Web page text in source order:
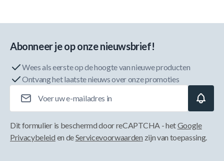
Abonneer je op onze nieuwsbrief!
Wees als eerste op de hoogte van nieuwe producten
Ontvang het laatste nieuws over onze promoties
Dit formulier is beschermd door reCAPTCHA - hetGoogle
Privacybeleid en deServicevoorwaarden zijn van toepassing.